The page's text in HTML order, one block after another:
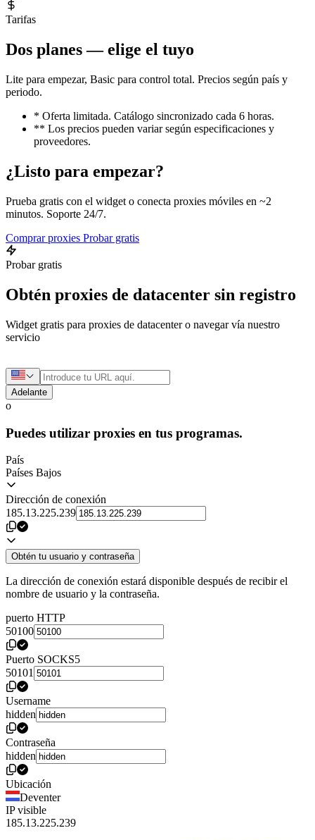
Tarifas
Dos planes — elige el tuyo
Lite para empezar, Basic para control total. Precios según país y
periodo.
* Oferta limitada. Catálogo sincronizado cada 6 horas.
** Los precios pueden variar según especificaciones y
proveedores.
¿Listo para empezar?
Prueba gratis con el widget o conecta proxies móviles en ~2
minutos. Soporte 24/7.
Comprar proxies Probar gratis
Probar gratis
Obtén proxies de datacenter sin registro
Widget gratis para proxies de datacenter o navegar vía nuestro
servicio
Adelante
o
Puedes utilizar proxies en tus programas.
País
Países Bajos
Dirección de conexión
185.13.225.239
Obtén tu usuario y contraseña
La dirección de conexión estará disponible después de recibir el
nombre de usuario y la contraseña.
puerto HTTP
50100
Puerto SOCKS5
50101
Username
hidden
Contraseña
hidden
Ubicación
Deventer
IP visible
185.13.225.239